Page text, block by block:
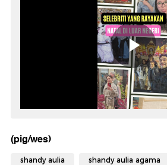
(pig/wes)
shandy aulia shandy aulia agama